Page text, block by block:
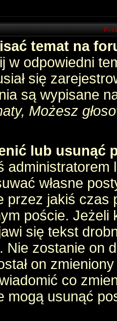
temat na
w odpowiedni
się
są wypisane
Możesz
lub usunąć
własne
przez jakiś
poście. Jeżeli
się tekst
Nie zostanie on
on
co
mogą usunąć